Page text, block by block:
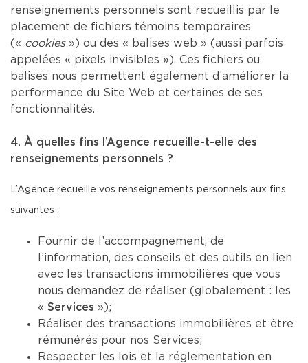
renseignements personnels sont recueillis par le
placement de fichiers témoins temporaires
(« cookies») ou des « balises web » (aussi parfois
appelées « pixels invisibles »). Ces fichiers ou
balises nous permettent également d’améliorer la
performance du Site Web et certaines de ses
fonctionnalités.
4. À quelles fins l’Agence recueille-t-elle des
renseignements personnels ?
L’Agence recueille vos renseignements personnels aux fins
suivantes :
Fournir de l’accompagnement, de
l’information, des conseils et des outils en lien
avec les transactions immobilières que vous
nous demandez de réaliser (globalement : les
« Services »);
Réaliser des transactions immobilières et être
rémunérés pour nos Services;
Respecter les lois et la réglementation en